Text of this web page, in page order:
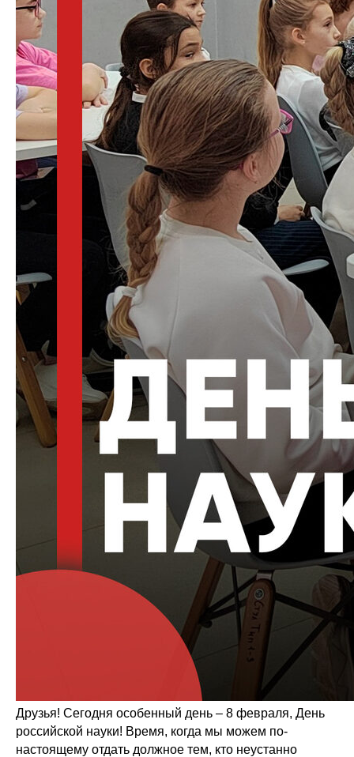
Друзья! Сегодня особенный день – 8 февраля, День
российской науки! Время, когда мы можем по-
настоящему отдать должное тем, кто неустанно